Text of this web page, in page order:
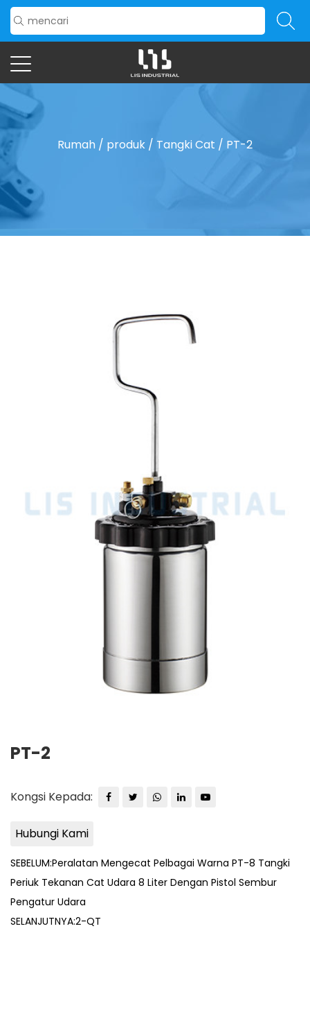
Rumah / produk / Tangki Cat / PT-2
PT-2
Kongsi Kepada:
Hubungi Kami
SEBELUM:Peralatan Mengecat Pelbagai Warna PT-8 Tangki
Periuk Tekanan Cat Udara 8 Liter Dengan Pistol Sembur
Pengatur Udara
SELANJUTNYA:2-QT